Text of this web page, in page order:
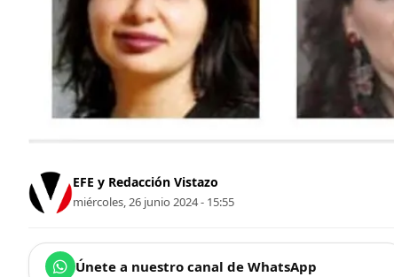
EFE y Redacción Vistazo
miércoles, 26 junio 2024 - 15:55
Únete a nuestro canal de WhatsApp